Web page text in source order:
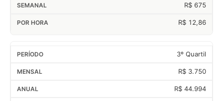
R$ 675
R$ 12,86
3º Quartil
R$ 3.750
R$ 44.994